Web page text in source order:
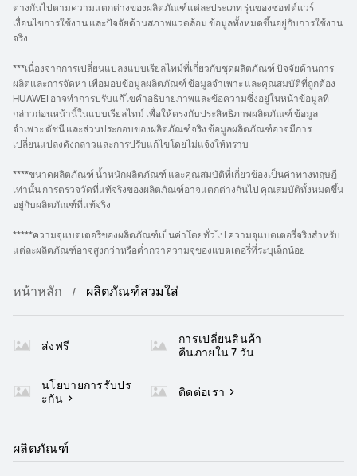
ต่างกันไปตามความแตกต่างของผลิตภัณฑ์แต่ละประเภท รุ่นของซอฟต์แวร์
เงื่อนไขการใช้งาน และปัจจัยด้านสภาพแวดล้อม ข้อมูลทั้งหมดขึ้นอยู่กับการใช้งาน
จริง
***เนื่องจากการเปลี่ยนแปลงแบบเรียลไทม์ที่เกี่ยวกับชุดผลิตภัณฑ์ ปัจจัยด้านการ
ผลิตและการจัดหา เพื่อมอบข้อมูลผลิตภัณฑ์ ข้อมูลจำเพาะ และคุณสมบัติที่ถูกต้อง
HUAWEI อาจทำการปรับแก้ไขคำอธิบายภาพและข้อความซึ่งอยู่ในหน้าข้อมูลที่
กล่าวก่อนหน้านี้ในแบบเรียลไทม์ เพื่อให้ตรงกับประสิทธิภาพผลิตภัณฑ์ ข้อมูล
จำเพาะ ดัชนี และส่วนประกอบของผลิตภัณฑ์จริง ข้อมูลผลิตภัณฑ์อาจมีการ
เปลี่ยนแปลงดังกล่าวและการปรับแก้ไขโดยไม่แจ้งให้ทราบ
****ขนาดผลิตภัณฑ์ น้ำหนักผลิตภัณฑ์ และคุณสมบัติที่เกี่ยวข้องเป็นค่าทางทฤษฎี
เท่านั้น การตรวจวัดที่แท้จริงของผลิตภัณฑ์อาจแตกต่างกันไป คุณสมบัติทั้งหมดขึ้น
อยู่กับผลิตภัณฑ์ที่แท้จริง
*****ความจุแบตเตอรี่ของผลิตภัณฑ์เป็นค่าโดยทั่วไป ความจุแบตเตอรี่จริงสำหรับ
แต่ละผลิตภัณฑ์อาจสูงกว่าหรือต่ำกว่าความจุของแบตเตอรี่ที่ระบุเล็กน้อย
หน้าหลัก ผลิตภัณฑ์สวมใส่
ส่งฟรี
การเปลี่ยนสินค้า
คืนภายใน 7 วัน
นโยบายการรับปร
ะกัน
ติดต่อเรา
ผลิตภัณฑ์